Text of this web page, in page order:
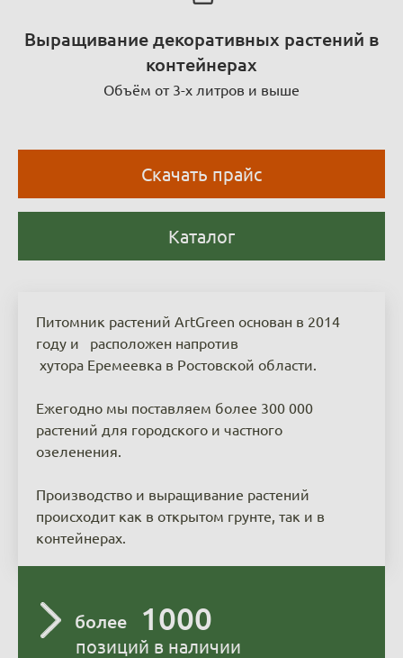
Выращивание декоративных растений в
контейнерах
Объём от 3-х литров и выше
Скачать прайс
Каталог
Питомник растений ArtGreen основан в 2014
году и расположен напротив
хутора Еремеевка в Ростовской области.
Ежегодно мы поставляем более 300 000
растений для городского и частного
озеленения.
Производство и выращивание растений
происходит как в открытом грунте, так и в
контейнерах.
более 1000
позиций в наличии